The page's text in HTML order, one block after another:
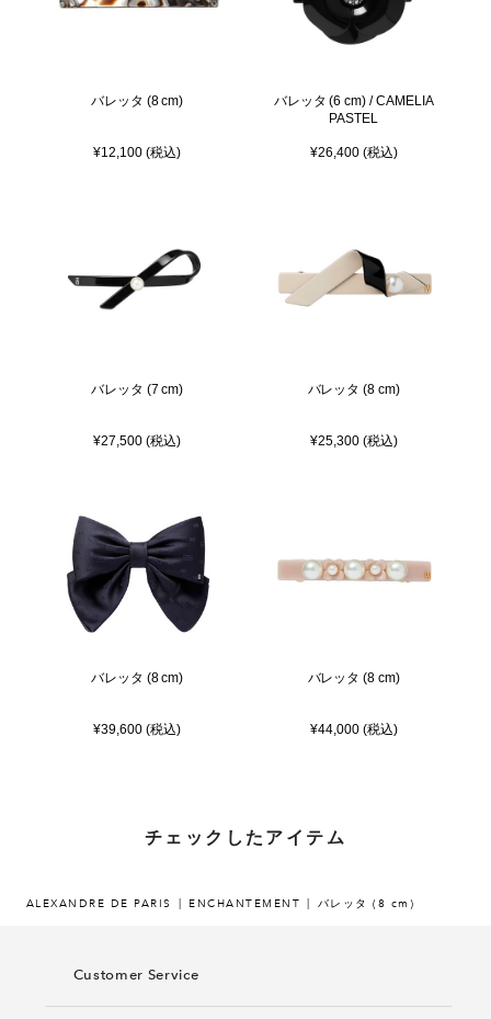
バレッタ (8 cm)
¥12,100 (税込)
バレッタ (6 cm) / CAMELIA
PASTEL
¥26,400 (税込)
バレッタ (7 cm)
¥27,500 (税込)
バレッタ (8 cm)
¥25,300 (税込)
バレッタ (8 cm)
¥39,600 (税込)
バレッタ (8 cm)
¥44,000 (税込)
チェックしたアイテム
ALEXANDRE DE PARIS ENCHANTEMENT バレッタ (8 cm)
Customer Service